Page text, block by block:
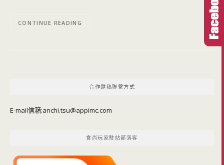
CONTINUE READING
合作邀稿聯繫方式
E-mail信箱:anchi.tsu@appimc.com
食尚玩家駐站部落客